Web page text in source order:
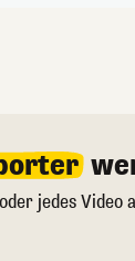
jedes